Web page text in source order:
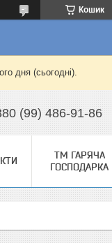
Кошик
дня (сьогодні).
(99) 486-91-86
ТМ ГАРЯЧА
ГОСПОДАРКА